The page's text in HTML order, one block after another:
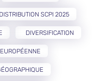
DISTRIBUTION SCPI 2025
DIVERSIFICATION